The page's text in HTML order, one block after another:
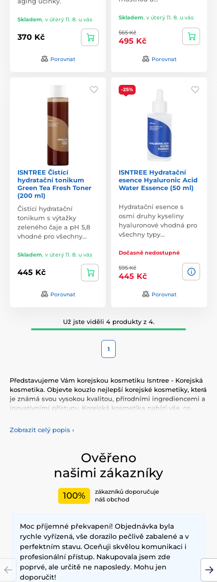
Skladem, v úterý 11. 8. u vás
370 Kč
Porovnat
Skladem, v úterý 11. 8. u vás
565 Kč
495 Kč
Porovnat
ISNTREE Čistící
hydratační tonikum
Green Tea Fresh Toner
(200 ml)
Čistící hydratační
tonikum s výtažky
zeleného čaje a pH 5,8
vhodné pro všechny…
Skladem, v úterý 11. 8. u vás
445 Kč
Porovnat
-25%
ISNTREE Hydratační
esence Hyaluronic Acid
Water Essence (50 ml)
Hydratační esence s
osmi druhy kyseliny
hyaluronové vhodná pro
všechny typy…
Dočasně nedostupné
595 Kč
445 Kč
Porovnat
Už jste viděli 4 produkty z 4.
1
Představujeme Vám korejskou kosmetiku Isntree - Korejská
kosmetika. Objevte kouzlo nejlepší korejské kosmetiky, která
je známá svou vysokou kvalitou, přírodními ingrediencemi a
inovativními přístupy. Korejská kosmetika nabízí vše, co
séra, esence, pleťové krémy, vše pro odlíčení a čištění pleti.
Korejská kosmetika se také proslavila svými pleťovými
Doporučujeme také vyzkoušet péči o vlasy, jako jsou
šampony, kondicionery, masky, oleje a další. Nesmíme
zapomenout také na dekorativní kosmetiku pro Váš
Mezi nejčastěji používané ingredience patří šnečí extrakt,
elasticitu. Hlavními benefity korejské kosmetiky jsou
dlouhodobé výsledky, přírodní složení a inovativní
technologie, které zajišťují zdravou a zářivou pleť.
Zobrazit celý popis ›
Ověřeno
našimi zákazníky
100%
zákazníků doporučuje
náš obchod
Moc příjemné překvapení! Objednávka byla
rychle vyřízená, vše dorazilo pečlivě zabalené a v
perfektním stavu. Oceňuji skvělou komunikaci i
profesionální přístup. Nakupovala jsem zde
poprvé, ale určitě ne naposledy. Mohu jen
doporučit!